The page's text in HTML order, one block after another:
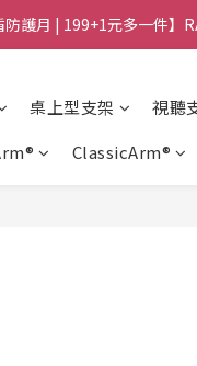
護月 | 199+1元多一件】
桌上型支架 視聽
ClassicArm®